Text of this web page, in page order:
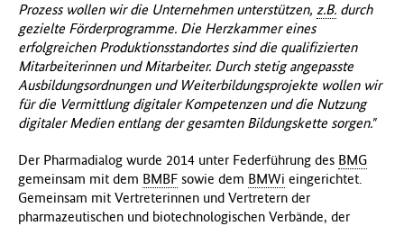
Prozess wollen wir die Unternehmen unterstützen, z.B. durch
gezielte Förderprogramme. Die Herzkammer eines
erfolgreichen Produktionsstandortes sind die qualifizierten
Mitarbeiterinnen und Mitarbeiter. Durch stetig angepasste
Ausbildungsordnungen und Weiterbildungsprojekte wollen wir
für die Vermittlung digitaler Kompetenzen und die Nutzung
digitaler Medien entlang der gesamten Bildungskette sorgen."
Der Pharmadialog wurde 2014 unter Federführung des BMG
gemeinsam mit dem BMBF sowie dem BMWi eingerichtet.
Gemeinsam mit Vertreterinnen und Vertretern der
pharmazeutischen und biotechnologischen Verbände, der